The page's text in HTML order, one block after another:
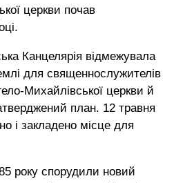
церкви почав
Канцелярія відмежувала
для священнослужителів
Михайлівської церкви й
план. 12 травня
і закладено місце для
року спорудили новий